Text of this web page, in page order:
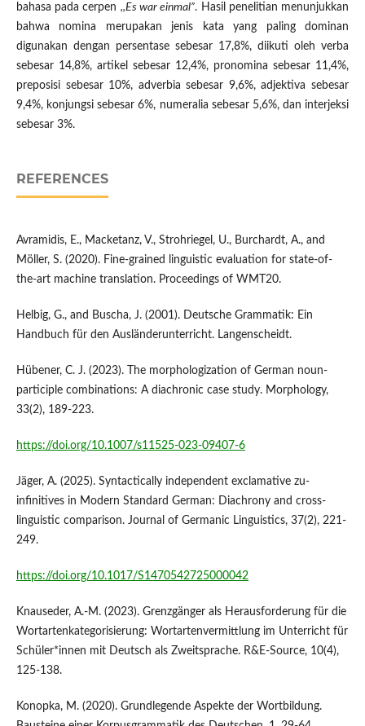
bahasa pada cerpen ,,Es war einmal”. Hasil penelitian menunjukkan
bahwa nomina merupakan jenis kata yang paling dominan
digunakan dengan persentase sebesar 17,8%, diikuti oleh verba
sebesar 14,8%, artikel sebesar 12,4%, pronomina sebesar 11,4%,
preposisi sebesar 10%, adverbia sebesar 9,6%, adjektiva sebesar
9,4%, konjungsi sebesar 6%, numeralia sebesar 5,6%, dan interjeksi
sebesar 3%.
REFERENCES
Avramidis, E., Macketanz, V., Strohriegel, U., Burchardt, A., and
Möller, S. (2020). Fine-grained linguistic evaluation for state-of-
the-art machine translation. Proceedings of WMT20.
Helbig, G., and Buscha, J. (2001). Deutsche Grammatik: Ein
Handbuch für den Ausländerunterricht. Langenscheidt.
Hübener, C. J. (2023). The morphologization of German noun-
participle combinations: A diachronic case study. Morphology,
33(2), 189-223.
https://doi.org/10.1007/s11525-023-09407-6
Jäger, A. (2025). Syntactically independent exclamative zu-
infinitives in Modern Standard German: Diachrony and cross-
linguistic comparison. Journal of Germanic Linguistics, 37(2), 221-
249.
https://doi.org/10.1017/S1470542725000042
Knauseder, A.-M. (2023). Grenzgänger als Herausforderung für die
Wortartenkategorisierung: Wortartenvermittlung im Unterricht für
Schüler*innen mit Deutsch als Zweitsprache. R&E-Source, 10(4),
125-138.
Konopka, M. (2020). Grundlegende Aspekte der Wortbildung.